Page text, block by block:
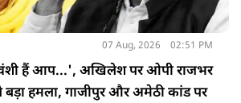
07 Aug, 2026 02:51 PM
हैं आप...', अखिलेश पर ओपी राजभर
हमला, गाजीपुर और अमेठी कांड पर